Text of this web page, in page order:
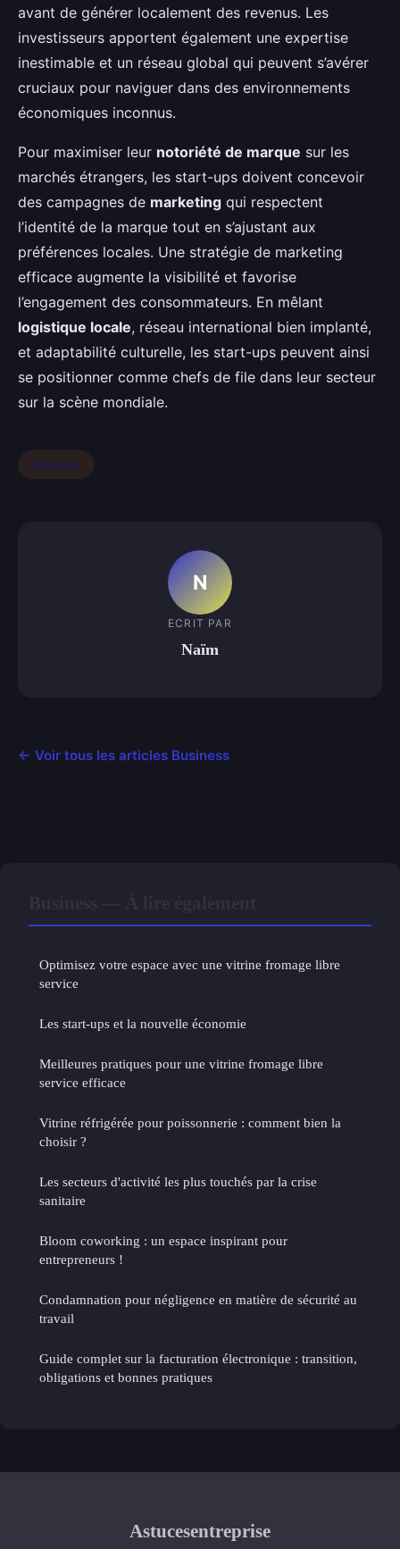
avant de générer localement des revenus. Les
investisseurs apportent également une expertise
inestimable et un réseau global qui peuvent s’avérer
cruciaux pour naviguer dans des environnements
économiques inconnus.
Pour maximiser leur notoriété de marque sur les
marchés étrangers, les start-ups doivent concevoir
des campagnes de marketing qui respectent
l’identité de la marque tout en s’ajustant aux
préférences locales. Une stratégie de marketing
efficace augmente la visibilité et favorise
l’engagement des consommateurs. En mêlant
logistique locale, réseau international bien implanté,
et adaptabilité culturelle, les start-ups peuvent ainsi
se positionner comme chefs de file dans leur secteur
sur la scène mondiale.
Business
N
ECRIT PAR
Naïm
← Voir tous les articles Business
Optimisez votre espace avec une vitrine fromage libre
service
Les start-ups et la nouvelle économie
Meilleures pratiques pour une vitrine fromage libre
service efficace
Vitrine réfrigérée pour poissonnerie : comment bien la
choisir ?
Les secteurs d'activité les plus touchés par la crise
sanitaire
Bloom coworking : un espace inspirant pour
entrepreneurs !
Condamnation pour négligence en matière de sécurité au
travail
Guide complet sur la facturation électronique : transition,
obligations et bonnes pratiques
Astucesentreprise